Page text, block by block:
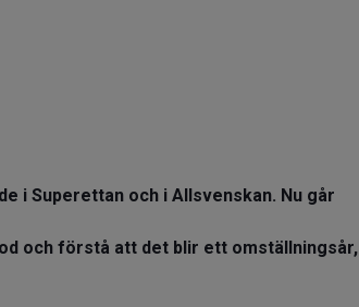
i Superettan och i Allsvenskan. Nu går
och förstå att det blir ett omställningsår,